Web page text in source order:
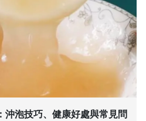
沖泡技巧、健康好處與常見問